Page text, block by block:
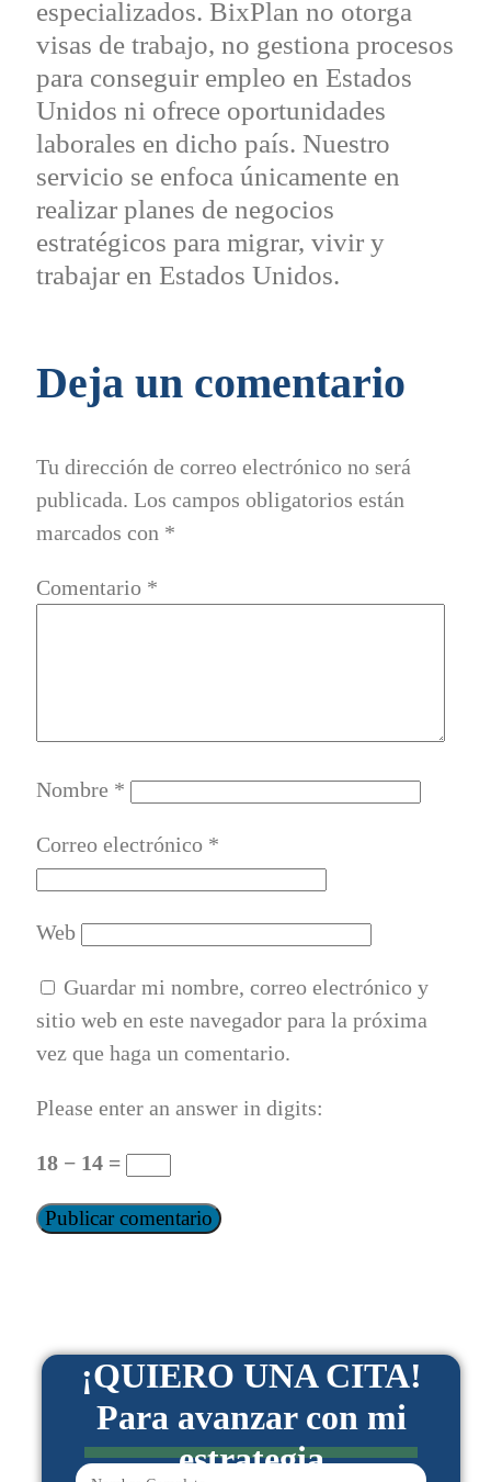
especializados. BixPlan no otorga
visas de trabajo, no gestiona procesos
para conseguir empleo en Estados
Unidos ni ofrece oportunidades
laborales en dicho país. Nuestro
servicio se enfoca únicamente en
realizar planes de negocios
estratégicos para migrar, vivir y
trabajar en Estados Unidos.
Deja un comentario
Tu dirección de correo electrónico no será
publicada. Los campos obligatorios están
marcados con *
Comentario *
Nombre *
Correo electrónico *
Web
Guardar mi nombre, correo electrónico y
sitio web en este navegador para la próxima
vez que haga un comentario.
Please enter an answer in digits:
18 − 14 =
¡QUIERO UNA CITA!
Para avanzar con mi
estrategia